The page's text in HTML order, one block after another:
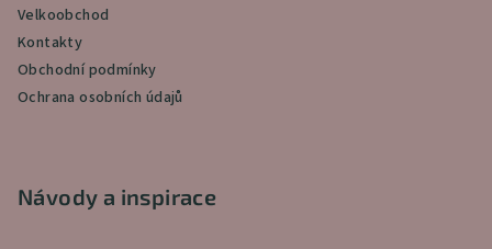
Velkoobchod
Kontakty
Obchodní podmínky
Ochrana osobních údajů
Návody a inspirace